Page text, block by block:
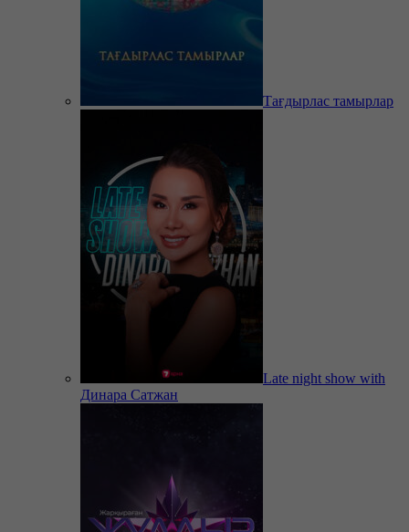
Тағдырлас тамырлар
Late night show with
Динара Сатжан